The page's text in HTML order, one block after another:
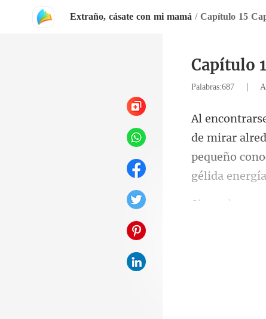
Extraño, cásate con mi mamá / Capítulo 15
Capítulo
Palabras:687 |
de mirar
peque